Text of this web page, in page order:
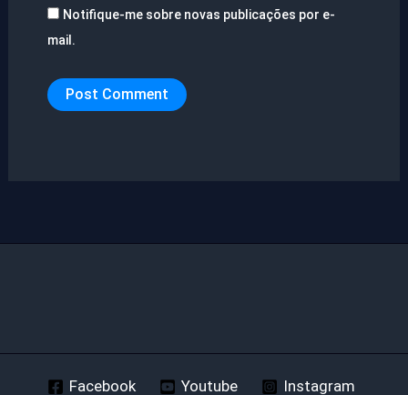
Notifique-me sobre novas publicações por e-
mail.
Facebook Youtube Instagram